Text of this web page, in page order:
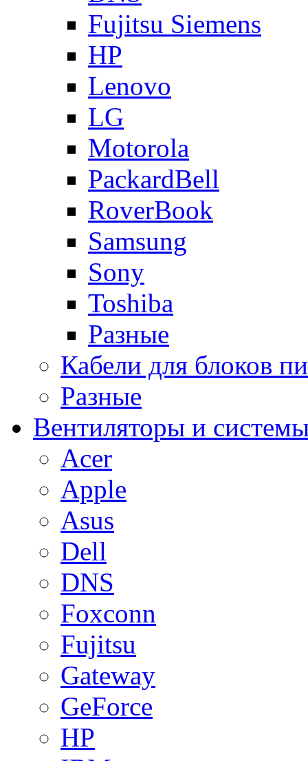
Fujitsu Siemens
HP
Lenovo
LG
Motorola
PackardBell
RoverBook
Samsung
Sony
Toshiba
Разные
Кабели для блоков
Разные
Вентиляторы и
Acer
Apple
Asus
Dell
DNS
Foxconn
Fujitsu
Gateway
GeForce
HP